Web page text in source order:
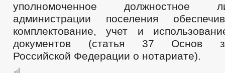
уполномоченное должностное
администрации поселения
комплектование, учет и
документов (статья 37 Основ
Российской Федерации о нотариате).